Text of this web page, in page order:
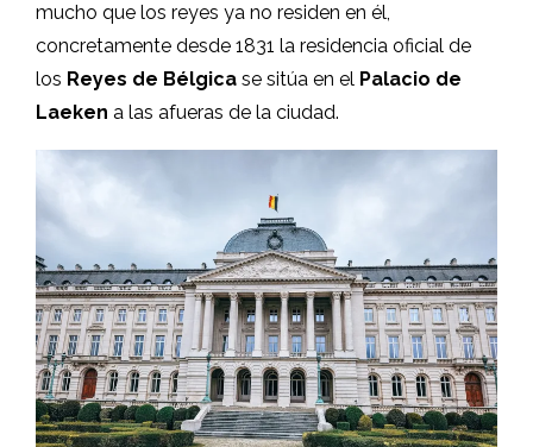
mucho que los reyes ya no residen en él,
concretamente desde 1831 la residencia oficial de
los Reyes de Bélgica se sitúa en el Palacio de
Laeken a las afueras de la ciudad.